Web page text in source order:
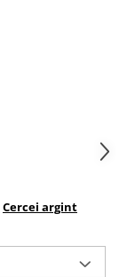
Cercei argint